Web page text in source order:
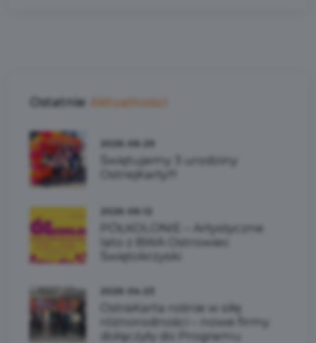
Ostatnie Aktualności
2026-06-29
Świętujemy 3 urodziny
OstrejKarty!!!
PÓŁKOLONIE – Artystyczne
lato z BWA Ostrowiec
Świętokrzyski
OstraKarta rośnie w siłę
różnorodności – nowe firmy
dołączyły do Programu